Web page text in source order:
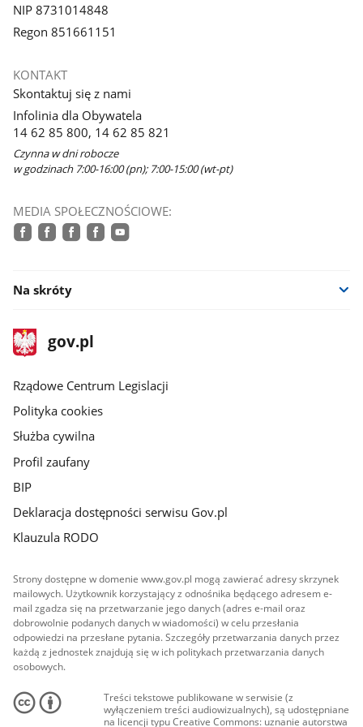
NIP 8731014848
Regon 851661151
KONTAKT
Skontaktuj się z nami
Infolinia dla Obywatela
14 62 85 800, 14 62 85 821
Czynna w dni robocze
w godzinach 7:00-16:00 (pn); 7:00-15:00 (wt-pt)
MEDIA SPOŁECZNOŚCIOWE:
Na skróty
stopka
gov.plStrona
gov.pl
Rządowe Centrum Legislacji
Polityka cookies
Służba cywilna
Profil zaufany
BIP
Deklaracja dostępności serwisu Gov.pl
Klauzula RODO
Strony dostępne w domenie www.gov.pl mogą zawierać adresy skrzynek
mailowych. Użytkownik korzystający z odnośnika będącego adresem e-
mail zgadza się na przetwarzanie jego danych (adres e-mail oraz
dobrowolnie podanych danych w wiadomości) w celu przesłania
odpowiedzi na przesłane pytania. Szczegóły przetwarzania danych przez
każdą z jednostek znajdują się w ich politykach przetwarzania danych
osobowych.
Treści tekstowe publikowane w serwisie (z
wyłączeniem treści audiowizualnych), są udostępniane
na licencji typu Creative Commons: uznanie autorstwa